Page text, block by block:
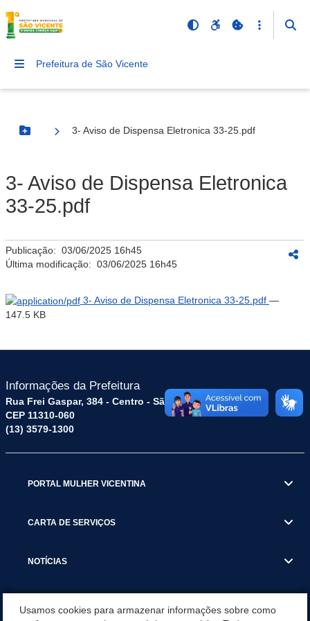
Prefeitura de São Vicente
Botão Menu
3- Aviso de Dispensa Eletronica 33-25.pdf
3- Aviso de Dispensa Eletronica
33-25.pdf
Publicação: 03/06/2025 16h45
Última modificação: 03/06/2025 16h45
3- Aviso de Dispensa Eletronica 33-25.pdf —
147.5 KB
Informações da Prefeitura
Rua Frei Gaspar, 384 - Centro - São Vicente / SP
CEP 11310-060
(13) 3579-1300
PORTAL MULHER VICENTINA
CARTA DE SERVIÇOS
NOTÍCIAS
Usamos cookies para armazenar informações sobre como